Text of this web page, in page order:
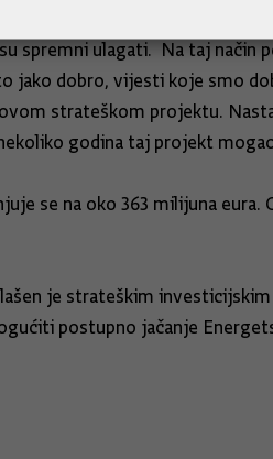
s predstavnicima LNG
spremni ulagati. Na taj način
dobro, vijesti koje smo
strateškom projektu.
godina taj projekt
se na oko 363 milijuna
je strateškim
postupno jačanje